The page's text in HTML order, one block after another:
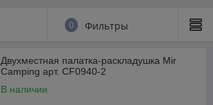
0 Фильтры
Двухместная палатка-раскладушка Mir
Camping арт. CF0940-2
В наличии